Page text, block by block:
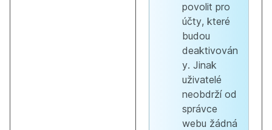
povolit pro
účty, které
budou
deaktivován
y. Jinak
uživatelé
neobdrží od
správce
webu žádná